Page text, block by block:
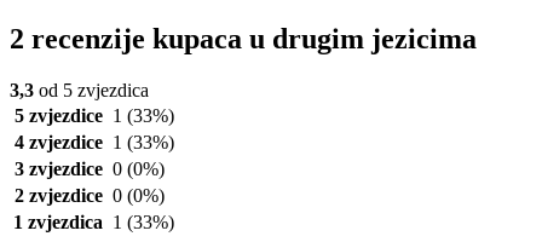
2 recenzije kupaca u drugim jezicima
3,3 od 5 zvjezdica
5 zvjezdice 1 (33%)
4 zvjezdice 1 (33%)
3 zvjezdice 0 (0%)
2 zvjezdice 0 (0%)
1 zvjezdica 1 (33%)